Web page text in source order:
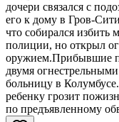
дочери связался с
его к дому в Гров-
что собирался избить
полиции, но открыл
оружием.Прибывшие
двумя
больницу в
ребенку грозит
по предъявленному